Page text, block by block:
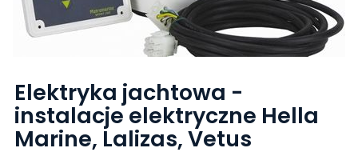
Elektryka jachtowa -
instalacje elektryczne Hella
Marine, Lalizas, Vetus